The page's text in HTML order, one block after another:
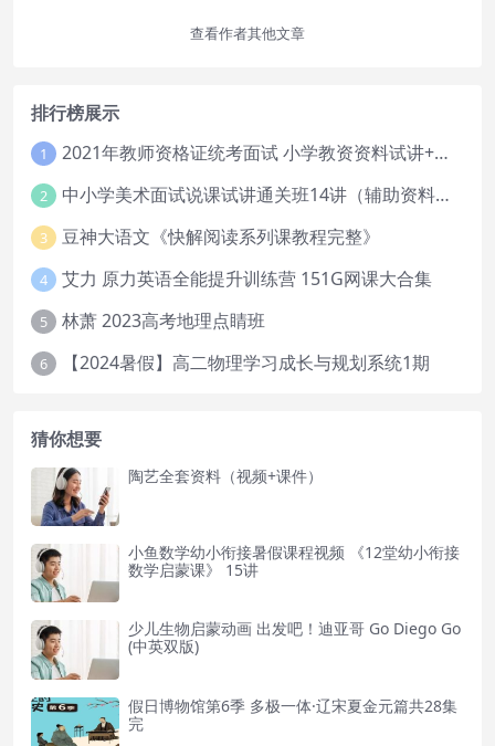
查看作者其他文章
排行榜展示
1 2021年教师资格证统考面试 小学教资资料试讲+答辩
2 中小学美术面试说课试讲通关班14讲（辅助资料第一套）
3 豆神大语文《快解阅读系列课教程完整》
4 艾力 原力英语全能提升训练营 151G网课大合集
5 林萧 2023高考地理点睛班
6 【2024暑假】高二物理学习成长与规划系统1期
猜你想要
陶艺全套资料（视频+课件）
小鱼数学幼小衔接暑假课程视频 《12堂幼小衔接
数学启蒙课》 15讲
少儿生物启蒙动画 出发吧！迪亚哥 Go Diego Go
(中英双版)
假日博物馆第6季 多极一体·辽宋夏金元篇共28集
完